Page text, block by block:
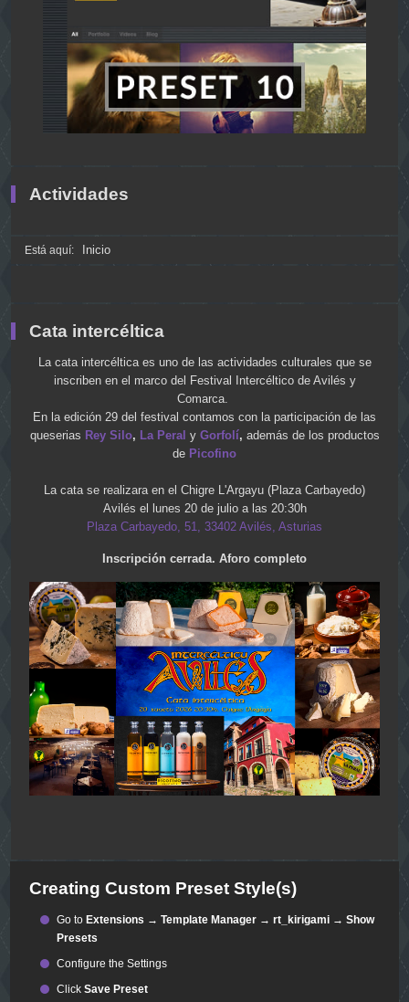
Actividades
Está aquí: Inicio
Cata intercéltica
La cata intercéltica es uno de las actividades culturales que se
inscriben en el marco del Festival Intercéltico de Avilés y
Comarca.
En la edición 29 del festival contamos con la participación de las
queserias Rey Silo, La Peral y Gorfolí, además de los productos
de Picofino
La cata se realizara en el Chigre L'Argayu (Plaza Carbayedo)
Avilés el lunes 20 de julio a las 20:30h
Plaza Carbayedo, 51, 33402 Avilés, Asturias
Inscripción cerrada. Aforo completo
Creating Custom Preset Style(s)
Go to Extensions → Template Manager → rt_kirigami → Show
Presets
Configure the Settings
ClickSave Preset